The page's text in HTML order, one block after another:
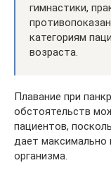
гимнастики,
категориям
возраста.
Плавание при
обстоятельств
пациентов,
дает максимально
организма.